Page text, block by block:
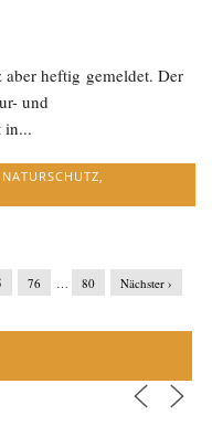
heftig gemeldet. Der
und
in...
NATURSCHUTZ
76 … 80 Nächster ›